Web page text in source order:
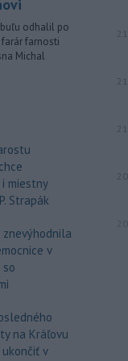
odhalil po
farnosti
Michal
miestny
Strapák
znevýhodnila
v
na Kráľovu
v